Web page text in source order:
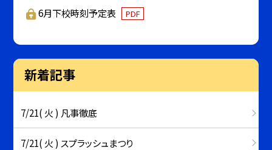
6月下校時刻予定表 PDF
新着記事
7/21( 火 ) 凡事徹底
7/21( 火 ) スプラッシュまつり